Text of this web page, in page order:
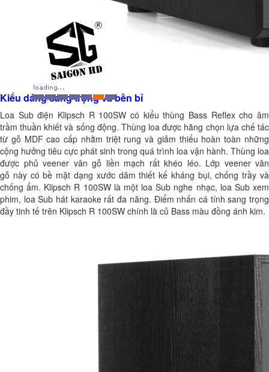
Kiểu dáng sang trọng và bền bỉ
Loa Sub điện Klipsch R 100SW có kiểu thùng Bass Reflex cho âm
trầm thuần khiết và sống động. Thùng loa được hãng chọn lựa chế tác
từ gỗ MDF cao cấp nhằm triệt rung và giảm thiểu hoàn toàn những
cộng hưởng tiêu cực phát sinh trong quá trình loa vận hành. Thùng loa
được phủ veener vân gỗ liền mạch rất khéo léo. Lớp veener vân
gỗ này có bề mặt dạng xước dăm thiết kế kháng bụi, chống trầy và
chống ẩm. Klipsch R 100SW là một loa Sub nghe nhạc, loa Sub xem
phim, loa Sub hát karaoke rất đa năng. Điểm nhấn cá tính sang trọng
đầy tinh tế trên Klipsch R 100SW chính là củ Bass màu đồng ánh kim.